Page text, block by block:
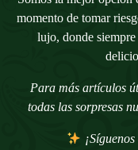
momento de tomar
lujo, donde
Para más artículos
todas las sorpresas